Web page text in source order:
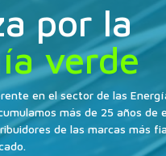
por la
verde
en el sector de las
más de 25 años de
de las marcas más